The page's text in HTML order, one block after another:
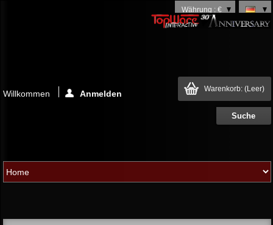
Währung : €
Warenkorb: (Leer)
Willkommen Anmelden